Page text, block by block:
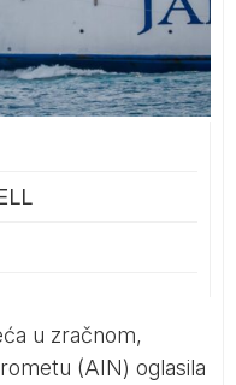
u zračnom,
(AIN) oglasila